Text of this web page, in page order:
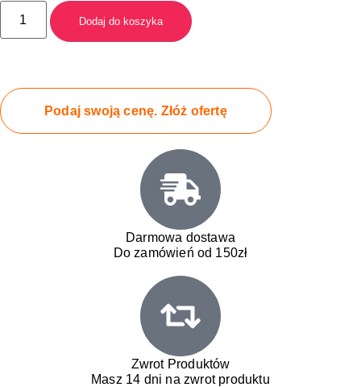
Podaj swoją cenę. Złóż ofertę
Dodaj do koszyka
Darmowa dostawa
Do zamówień od 150zł
Zwrot Produktów
Masz 14 dni na zwrot produktu